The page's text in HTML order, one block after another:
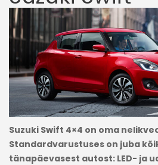
Suzuki Swift 4×4 on oma
Standardvarustuses on juba
tänapäevasest autost: LED- ja